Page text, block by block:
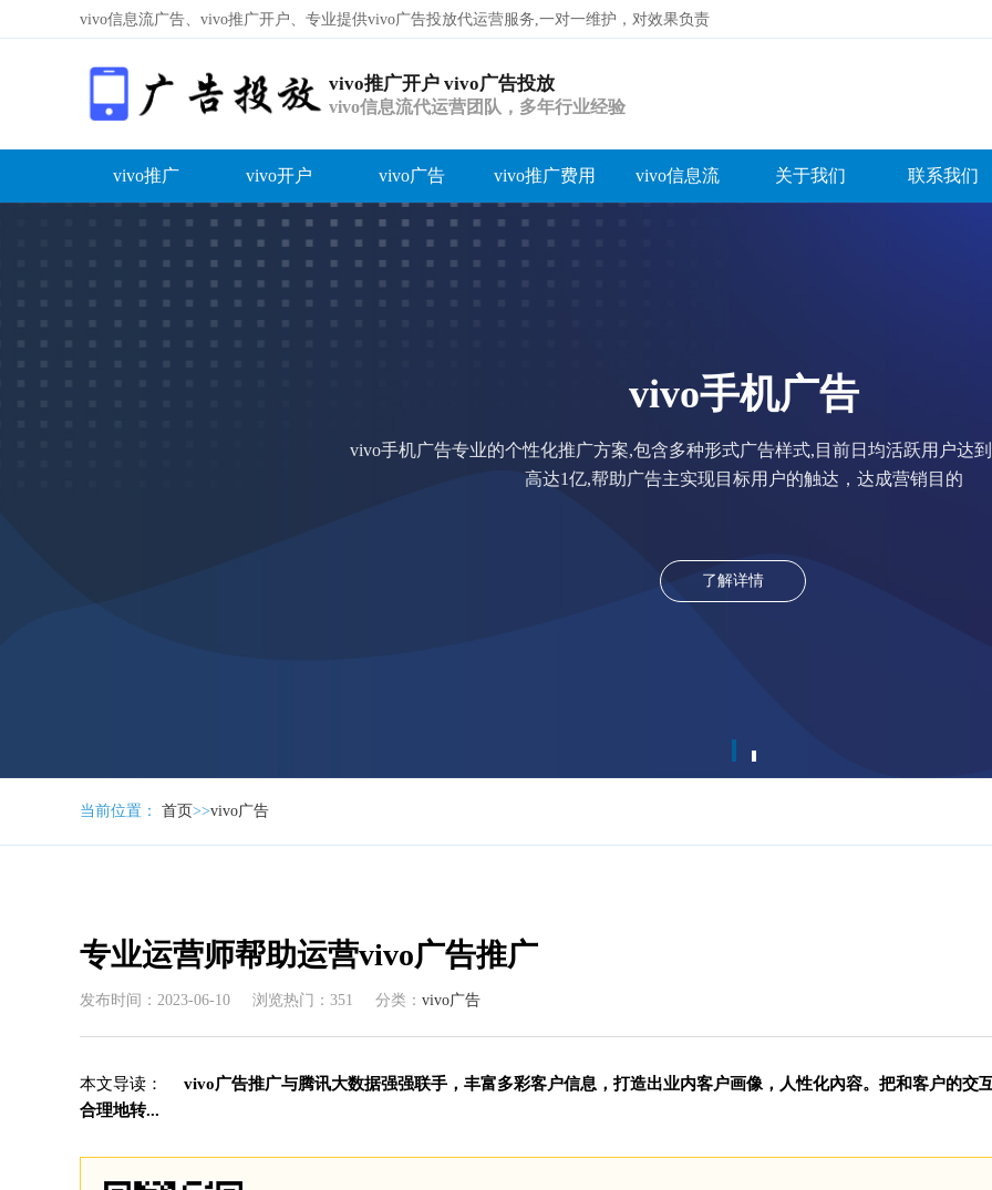
vivo信息流广告、vivo推广开户、专业提供vivo广告投放代运营服务,一对一维护，对效果负责
vivo推广开户 vivo广告投放
vivo信息流代运营团队，多年行业经验
vivo推广 vivo开户 vivo广告 vivo推广费用 vivo信息流 关于我们 联系我们
vivo广告投放代运营
vivo开户，vivo推广，vivo信息流广告，vivo广告投放，vivo广告开
当前位置： 首页>>vivo广告
广
专业运营师帮助运营vivo广告推广
发布时间：2023-06-10 浏览热门：351 分类： vivo广告
本文导读：
vivo广告推广与腾讯大数据强强联手，丰富多彩客户信息，打造出业内客户画像，人性化內容。把和客户的交
合理地转...